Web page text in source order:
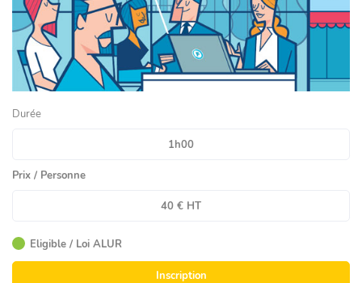
Durée
1h00
Prix / Personne
40 € HT
Eligible / Loi ALUR
Inscription